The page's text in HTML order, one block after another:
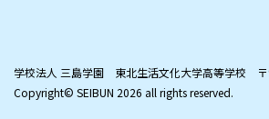
学校法人 三島学園 東北生活文化大学高等学校
Copyright© SEIBUN 2026 all rights reserved.